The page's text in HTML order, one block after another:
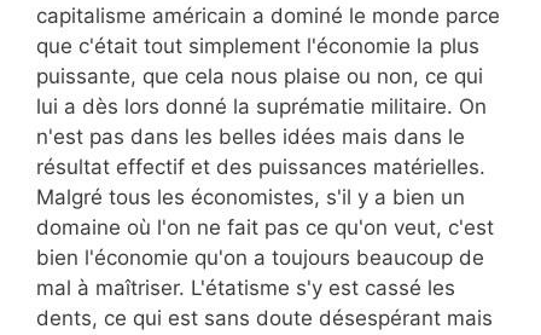
capitalisme américain a dominé le monde parce
que c'était tout simplement l'économie la plus
puissante, que cela nous plaise ou non, ce qui
lui a dès lors donné la suprématie militaire. On
n'est pas dans les belles idées mais dans le
résultat effectif et des puissances matérielles.
Malgré tous les économistes, s'il y a bien un
domaine où l'on ne fait pas ce qu'on veut, c'est
bien l'économie qu'on a toujours beaucoup de
mal à maîtriser. L'étatisme s'y est cassé les
dents, ce qui est sans doute désespérant mais